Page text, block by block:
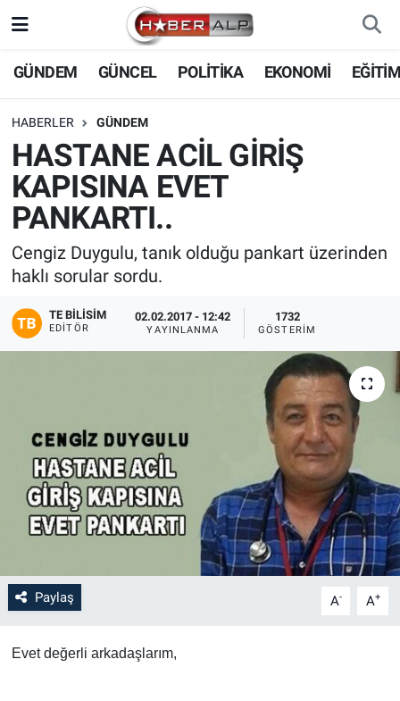
GÜNDEM GÜNCEL POLİTİKA EKONOMİ
HABERLER GÜNDEM
HASTANE ACİL GİRİŞ
KAPISINA EVET
PANKARTI..
Cengiz Duygulu, tanık olduğu pankart üzerinden
haklı sorular sordu.
TE BILISIM
EDITÖR
02.02.2017 - 12:42
YAYINLANMA
1732
GÖSTERIM
Paylaş A- A+
Evet değerli arkadaşlarım,
Nöbetçi Eczaneler
Hava Durumu
Trafik Durumu
Süper Lig Puan Durumu ve Fikstür
Tüm Manşetler